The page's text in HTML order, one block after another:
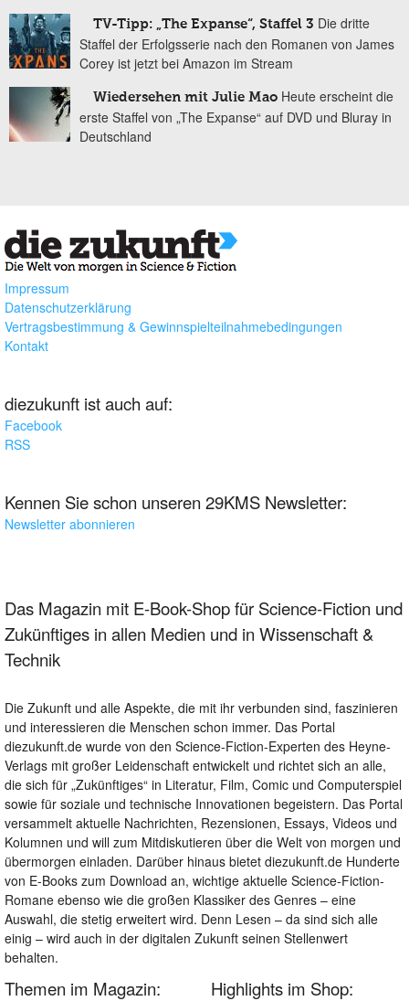
TV-Tipp: „The Expanse“, Staffel 3 Die dritte
Staffel der Erfolgsserie nach den Romanen von James
Corey ist jetzt bei Amazon im Stream
Wiedersehen mit Julie Mao Heute erscheint die
erste Staffel von „The Expanse“ auf DVD und Bluray in
Deutschland
Impressum
Datenschutzerklärung
Vertragsbestimmung & Gewinnspielteilnahmebedingungen
Kontakt
diezukunft ist auch auf:
Facebook
RSS
Kennen Sie schon unseren 29KMS Newsletter:
Newsletter abonnieren
Das Magazin mit E-Book-Shop für Science-Fiction und
Zukünftiges in allen Medien und in Wissenschaft &
Technik
Die Zukunft und alle Aspekte, die mit ihr verbunden sind, faszinieren
und interessieren die Menschen schon immer. Das Portal
diezukunft.de wurde von den Science-Fiction-Experten des Heyne-
Verlags mit großer Leidenschaft entwickelt und richtet sich an alle,
die sich für „Zukünftiges“ in Literatur, Film, Comic und Computerspiel
sowie für soziale und technische Innovationen begeistern. Das Portal
versammelt aktuelle Nachrichten, Rezensionen, Essays, Videos und
Kolumnen und will zum Mitdiskutieren über die Welt von morgen und
übermorgen einladen. Darüber hinaus bietet diezukunft.de Hunderte
von E-Books zum Download an, wichtige aktuelle Science-Fiction-
Romane ebenso wie die großen Klassiker des Genres – eine
Auswahl, die stetig erweitert wird. Denn Lesen – da sind sich alle
einig – wird auch in der digitalen Zukunft seinen Stellenwert
behalten.
Themen im Magazin: Highlights im Shop: